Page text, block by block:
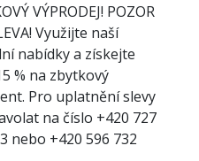
VÝPRODEJ! POZOR
Využijte naší
nabídky a získejte
% na zbytkový
Pro uplatnění slevy
na číslo +420 727
nebo +420 596 732